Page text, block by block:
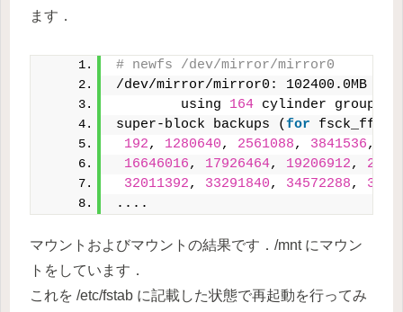
ます．
# newfs /dev/mirror/mirror0
/dev/mirror/mirror0: 102400.0MB (
        using
164 cylinder groups
super-block backups (for fsck_ffs
192, 1280640, 2561088, 3841536,
16646016, 17926464, 19206912,
32011392, 33291840, 34572288,
....
マウントおよびマウントの結果です．/mnt にマウン
トをしています．
これを /etc/fstab に記載した状態で再起動を行ってみ